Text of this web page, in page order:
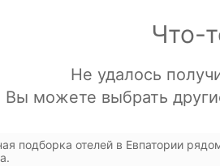
подборка отелей в Евпатории